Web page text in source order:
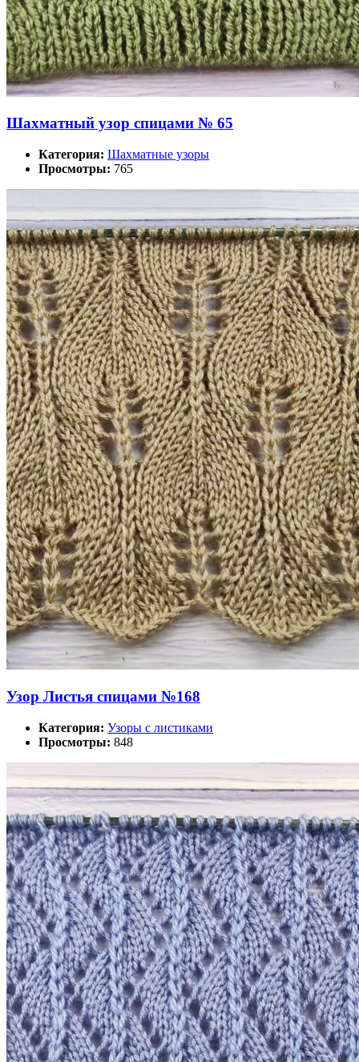
Шахматный узор спицами № 65
Категория: Шахматные узоры
Просмотры: 765
Узор Листья спицами №168
Категория: Узоры с листиками
Просмотры: 848